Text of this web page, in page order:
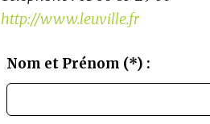
http://www.leuville.fr
Leave
this
field
Nom et Prénom (*) :